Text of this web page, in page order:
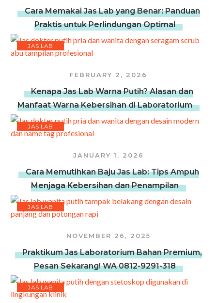
Cara Memakai Jas Lab yang Benar: Panduan
Praktis untuk Perlindungan Optimal
JAS LAB
FEBRUARY 2, 2026
Kenapa Jas Lab Warna Putih? Alasan dan
Manfaat Warna Kebersihan di Laboratorium
JAS LAB
JANUARY 1, 2026
Cara Memutihkan Baju Jas Lab: Tips Ampuh
Menjaga Kebersihan dan Penampilan
JAS LAB
NOVEMBER 26, 2025
Praktikum Jas Laboratorium Bahan Premium,
Pesan Sekarang! WA 0812-9291-318
JAS LAB